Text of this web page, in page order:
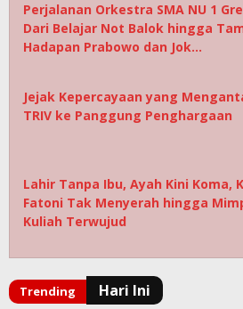
Perjalanan Orkestra SMA NU 1
Dari Belajar Not Balok hingga
Hadapan Prabowo dan Jok…
Jejak Kepercayaan yang
TRIV ke Panggung Penghargaan
Lahir Tanpa Ibu, Ayah Kini Koma,
Fatoni Tak Menyerah hingga
Kuliah Terwujud